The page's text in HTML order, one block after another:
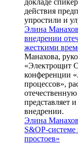
докладе
действия
упростили и
Элина
внедрении
жесткими
Манахова,
«Электрощит
конференции
процессов»,
представляет
внедрении.
Элина
S&OP-
простоев»